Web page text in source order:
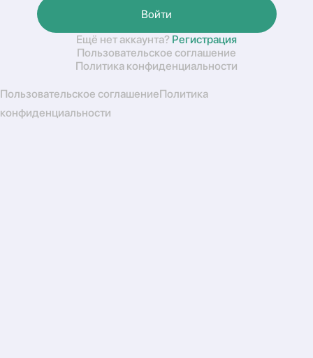
Войти
Ещё нет аккаунта? Регистрация
Пользовательское соглашение
Политика конфиденциальности
Пользовательское соглашениеПолитика
конфиденциальности